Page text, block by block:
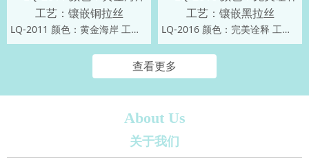
LQ-2011 颜色：黄金海岸 工艺：镶嵌铜拉丝 LQ-2016 颜色：完美诠释 工艺：镶嵌黑拉丝
查看更多
About Us
关于我们